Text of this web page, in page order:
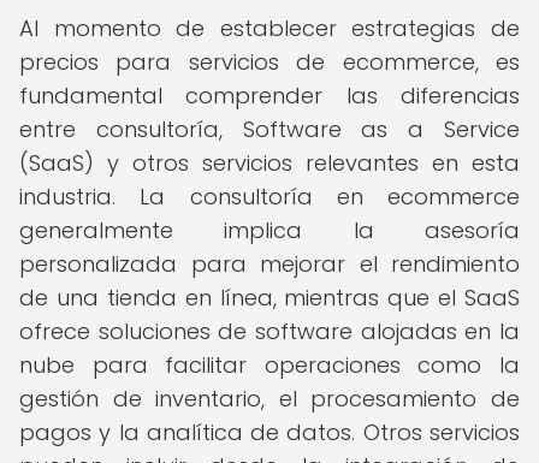
Al momento de establecer estrategias de
precios para servicios de ecommerce, es
fundamental comprender las diferencias
entre consultoría, Software as a Service
(SaaS) y otros servicios relevantes en esta
industria. La consultoría en ecommerce
generalmente implica la asesoría
personalizada para mejorar el rendimiento
de una tienda en línea, mientras que el SaaS
ofrece soluciones de software alojadas en la
nube para facilitar operaciones como la
gestión de inventario, el procesamiento de
pagos y la analítica de datos. Otros servicios